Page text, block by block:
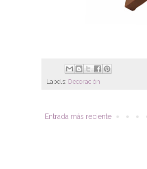
Labels: Decoración
Entrada más reciente